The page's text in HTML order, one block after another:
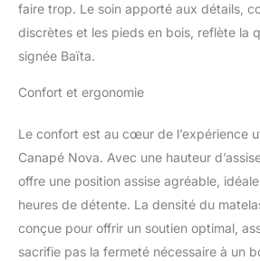
faire trop. Le soin apporté aux détails,
discrètes et les pieds en bois, reflète la
signée Baïta.
Confort et ergonomie
Le confort est au cœur de l’expérience
Canapé Nova. Avec une hauteur
offre une position assise agréable,
heures de détente. La densité du
conçue pour offrir un soutien optimal,
sacrifie pas la fermeté nécessaire à un